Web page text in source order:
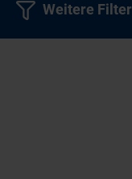
Weitere Filter